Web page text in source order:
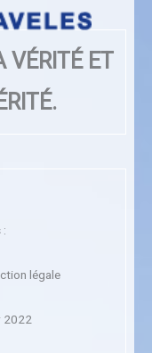
VÉRITÉ ET
:
légale
2022